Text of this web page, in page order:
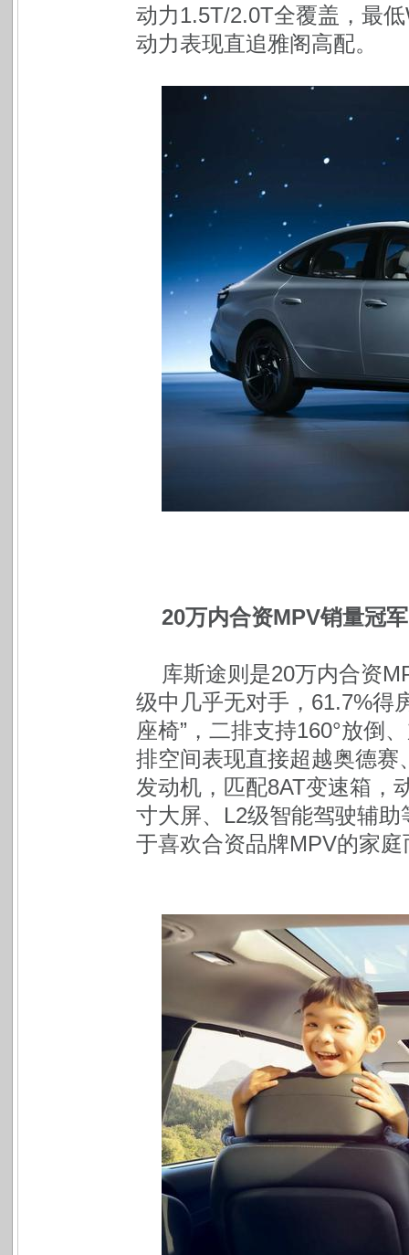
动力1.5T/2.0T全覆盖，最
动力表现直追雅阁高配。
20万内合资MPV销量冠
库斯途则是20万内合资
级中几乎无对手，61.7%得
座椅”，二排支持160°放倒
排空间表现直接超越奥德
发动机，匹配8AT变速箱，
寸大屏、L2级智能驾驶辅
于喜欢合资品牌MPV的家